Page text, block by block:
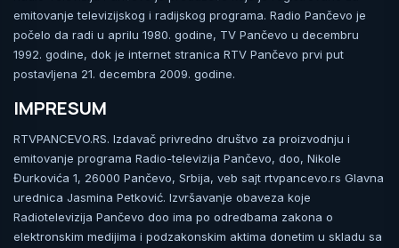
emitovanje televizijskog i radijskog programa. Radio Pančevo je
počelo da radi u aprilu 1980. godine, TV Pančevo u decembru
1992. godine, dok je internet stranica RTV Pančevo prvi put
postavljena 21. decembra 2009. godine.
IMPRESUM
RTVPANCEVO.RS. Izdavač privredno društvo za proizvodnju i
emitovanje programa Radio-televizija Pančevo, doo, Nikole
Đurkovića 1, 26000 Pančevo, Srbija, veb sajt rtvpancevo.rs Glavna
urednica Jasmina Petković. Izvršavanje obaveza koje
Radiotelevizija Pančevo doo ima po odredbama zakona o
elektronskim medijima i podzakonskim aktima donetim u skladu sa